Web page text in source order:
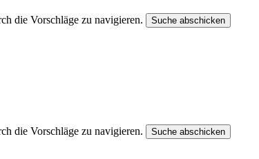
die Vorschläge zu navigieren. Suche abschicken
die Vorschläge zu navigieren. Suche abschicken